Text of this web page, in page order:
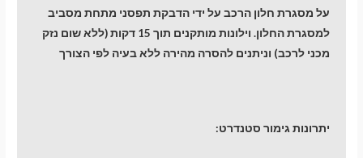
על מסגרת חלון הרכב על ידי הדבקת תפסני מתחת מסביב
למסגרת החלון. וילונות מותקנים תוך 15 דקות (ללא שום נזק
מכני לרכב) וניתנים להסרה מהירה ללא בעיה לפי הצורך
יתרונות גימור סטנדרט: